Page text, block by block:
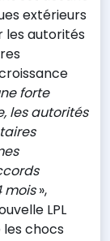
extérieurs
les autorités
forte
les autorités
mois»,
LPL
chocs